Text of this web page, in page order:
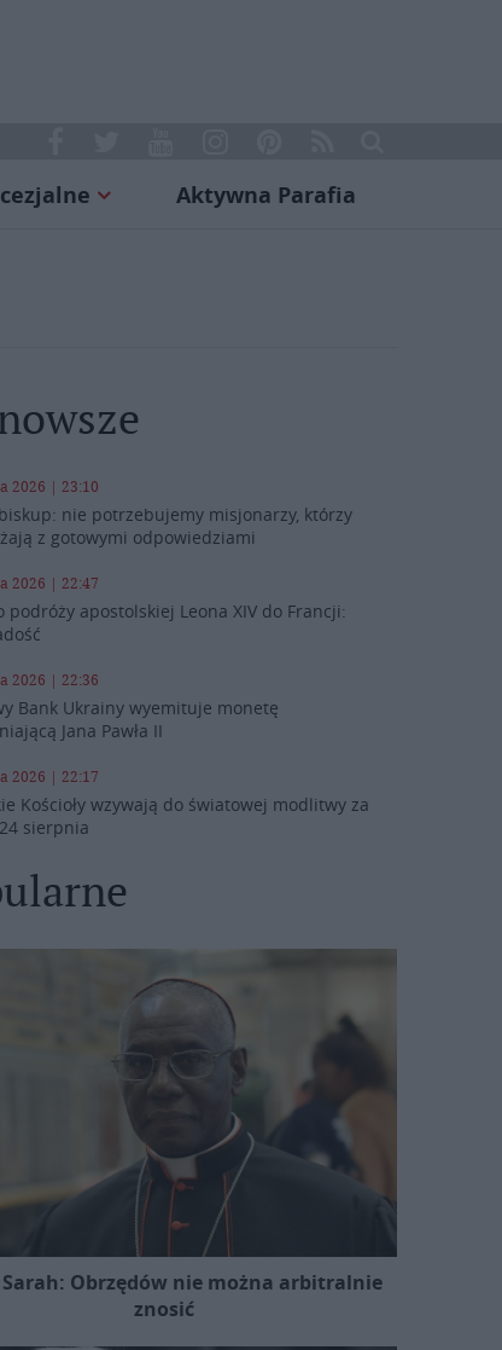
Aktywna Parafia
2026 | 23:10
nie potrzebujemy misjonarzy, którzy
z gotowymi odpowiedziami
2026 | 22:47
podróży apostolskiej Leona XIV do Francji:
2026 | 22:36
Bank Ukrainy wyemituje monetę
Jana Pawła II
2026 | 22:17
Kościoły wzywają do światowej modlitwy za
sierpnia
Obrzędów nie można arbitralnie
znosić